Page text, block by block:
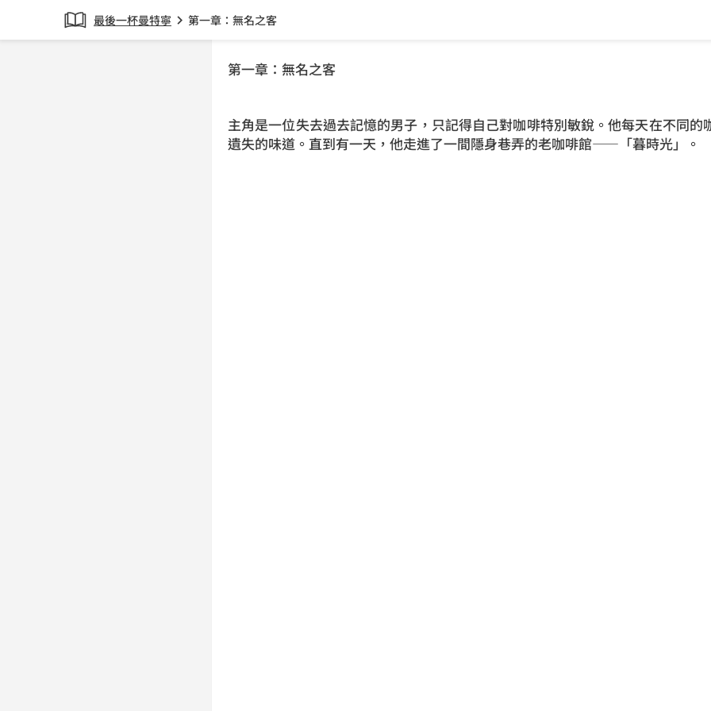
最後一杯曼特寧 chevron_right 第一章：無名之客
第一章：無名之客
主角是一位失去過去記憶的男子，只記得自己對咖啡特別敏銳。他每天在不同的
遺失的味道。直到有一天，他走進了一間隱身巷弄的老咖啡館——「暮時光」。